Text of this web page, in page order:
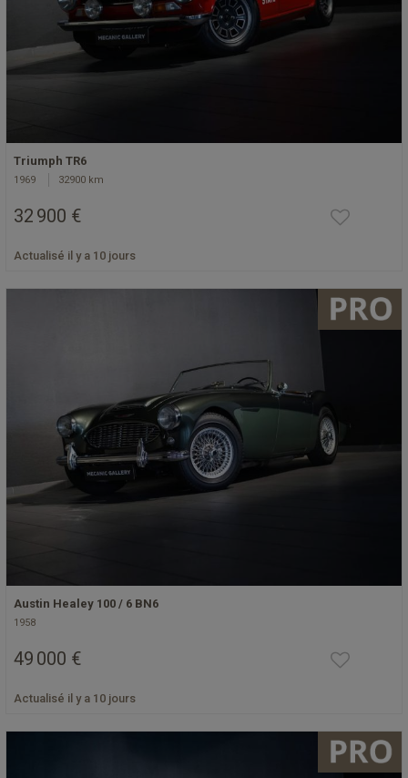
Triumph TR6
1969 32900 km
32 900 €
Actualisé il y a 10 jours
Austin Healey 100 / 6 BN6
1958
49 000 €
Actualisé il y a 10 jours